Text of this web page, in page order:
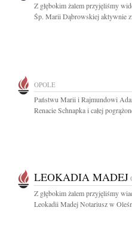
Z głębokim żalem przyjęliśmy
Śp. Marii Dąbrowskiej aktywnie
OPOLE
Państwu Marii i Rajmundowi
Renacie Schnapka i całej
LEOKADIA MADEJ
Z głębokim żalem przyjęliśmy
Leokadii Madej Notariusz w